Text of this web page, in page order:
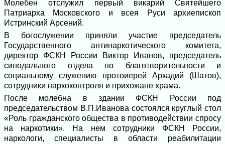
Молебен отслужил первый викарий Святейшего
Патриарха Московского и всея Руси архиепископ
Истринский Арсений.
В богослужении приняли участие председатель
Государственного антинаркотического комитета,
директор ФСКН России Виктор Иванов, председатель
синодального отдела по благотворительности и
социальному служению протоиерей Аркадий (Шатов),
сотрудники наркоконтроля и прихожане храма.
После молебна в здании ФСКН России под
председательством В.П.Иванова состоялся круглый стол
«Роль гражданского общества в противодействии спросу
на наркотики». На нем сотрудники ФСКН России,
наркологи, специалисты в области реабилитации